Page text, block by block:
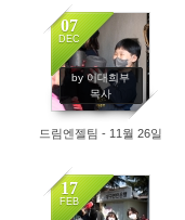
07
DEC
by 이대희부
목사
3134
드림엔젤팀 - 11월 26일
17
FEB